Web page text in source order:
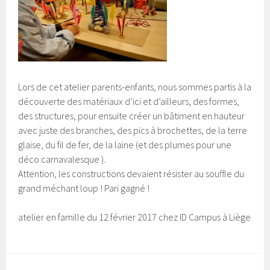
Lors de cet atelier parents-enfants, nous sommes partis à la
découverte des matériaux d’ici et d’ailleurs, des formes,
des structures, pour ensuite créer un bâtiment en hauteur
avec juste des branches, des pics à brochettes, de la terre
glaise, du fil de fer, de la laine (et des plumes pour une
déco carnavalesque ).
Attention, les constructions devaient résister au souffle du
grand méchant loup ! Pari gagné !
atelier en famille du 12 février 2017 chez ID Campus à Liège